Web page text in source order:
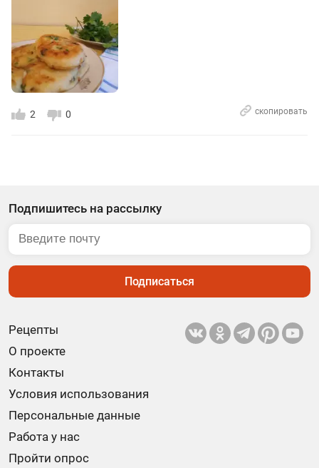
2 0 скопировать
Рецепты
О проекте
Контакты
Условия использования
Персональные данные
Работа у нас
Пройти опрос
Подпишитесь на рассылку
Подписаться